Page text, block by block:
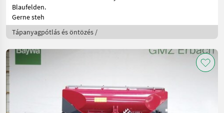
Blaufelden.
Gerne steh
Tápanyagpótlás és öntözés /